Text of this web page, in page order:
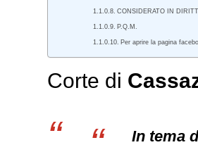
CONSIDERATO IN
P.Q.M.
Per aprire la pagina
Corte di
In tema